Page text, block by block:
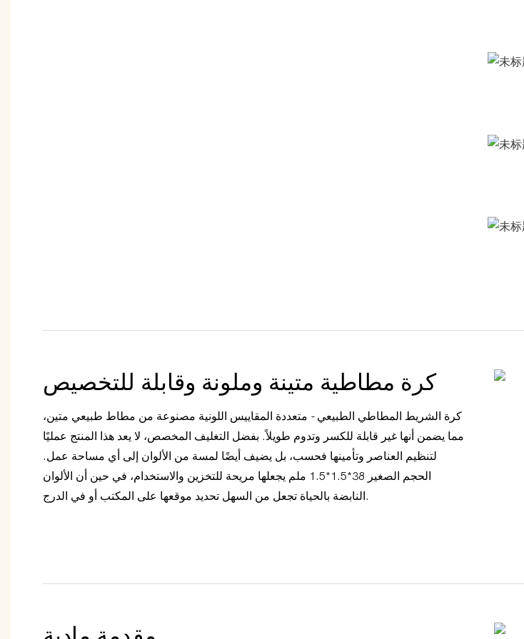
كرة مطاطية متينة وملونة وقابلة للتخصيص
كرة الشريط المطاطي الطبيعي - متعددة المقاييس اللونية مصنوعة من مطاط طبيعي متين،
مما يضمن أنها غير قابلة للكسر وتدوم طويلاً. بفضل التغليف المخصص، لا يعد هذا المنتج عمليًا
لتنظيم العناصر وتأمينها فحسب، بل يضيف أيضًا لمسة من الألوان إلى أي مساحة عمل.
الحجم الصغير 38*1.5*1.5 ملم يجعلها مريحة للتخزين والاستخدام، في حين أن الألوان
النابضة بالحياة تجعل من السهل تحديد موقعها على المكتب أو في الدرج.